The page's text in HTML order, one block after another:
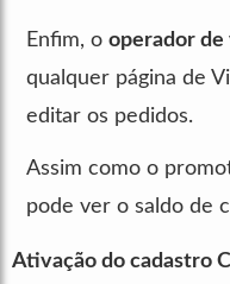
Enfim, o operador de
qualquer página de
editar os pedidos.
Assim como o
pode ver o saldo de
Ativação do cadastro